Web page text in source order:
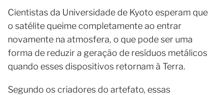
Cientistas da Universidade de Kyoto esperam que
o satélite queime completamente ao entrar
novamente na atmosfera, o que pode ser uma
forma de reduzir a geração de resíduos metálicos
quando esses dispositivos retornam à Terra.
Segundo os criadores do artefato, essas